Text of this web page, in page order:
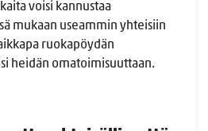
voisi kannustaa
mukaan useammin yhteisiin
ruokapöydän
heidän omatoimisuuttaan.